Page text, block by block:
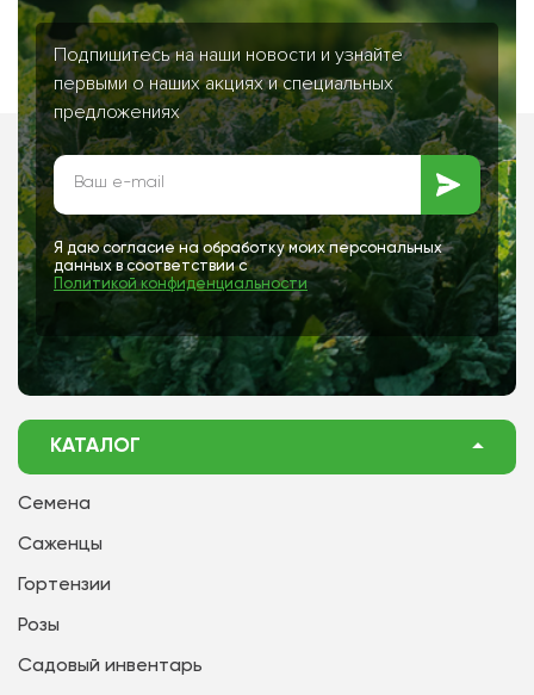
Подпишитесь на наши новости и узнайте
первыми о наших акциях и специальных
предложениях
Я даю согласие на обработку моих персональных
данных в соответствии с
Политикой конфиденциальности
КАТАЛОГ
Семена
Саженцы
Гортензии
Розы
Садовый инвентарь